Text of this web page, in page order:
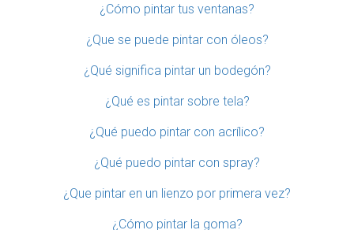
¿Cómo pintar tus ventanas?
¿Que se puede pintar con óleos?
¿Qué significa pintar un bodegón?
¿Qué es pintar sobre tela?
¿Qué puedo pintar con acrílico?
¿Qué puedo pintar con spray?
¿Que pintar en un lienzo por primera vez?
¿Cómo pintar la goma?